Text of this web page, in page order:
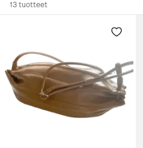
13 tuotteet